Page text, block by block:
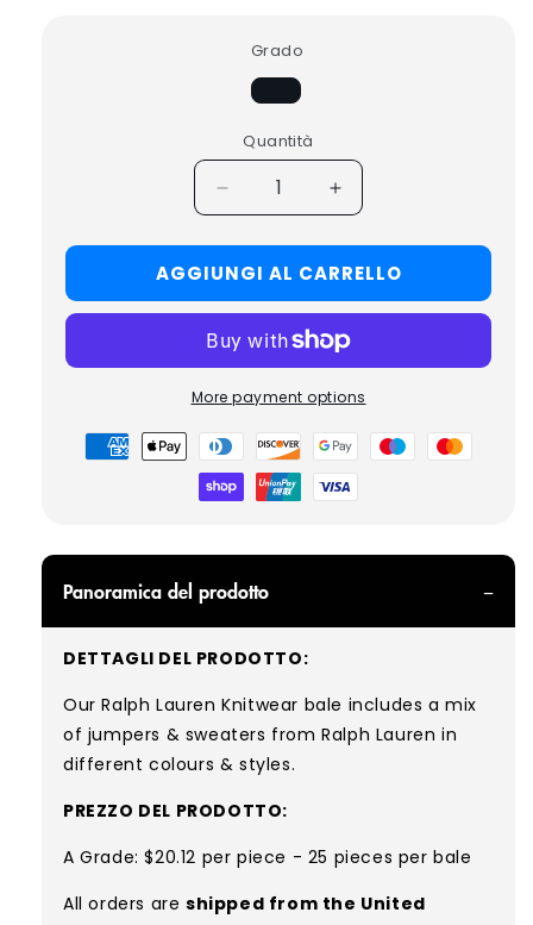
Grado
Quantità
Decrease
quantity
for
25x
RALPH
LAUREN
KNITWEAR
Increase
quantity
for
25x
RALPH
KNITWEAR
AGGIUNGI AL CARRELLO
More payment options
Metodi
Panoramica del prodotto
DETTAGLI DEL PRODOTTO:
Our Ralph Lauren Knitwear bale includes a mix
of jumpers & sweaters from Ralph Lauren in
different colours & styles.
PREZZO DEL PRODOTTO:
A Grade: $20.12 per piece - 25 pieces per bale
All orders are shipped from the United